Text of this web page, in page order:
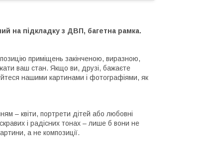
на підкладку з ДВП, багетна рамка.
приміщень закінченою, виразною,
ваш стан. Якщо ви, друзі, бажаєте
нашими картинами і фотографіями, як
– квіти, портрети дітей або любовні
і радісних тонах – лише б вони не
а не композиції.